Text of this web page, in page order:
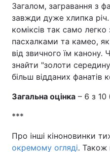
Загалом, загравання з
завжди дуже хлипка річ.
коміксів так само
пасхалками та камео, як
від звичного їм
знайти "золоти
більш відданих фанатів
Загальна оцінка – 6 з 10
***
Про інші кіноновинки
окремому огляді.